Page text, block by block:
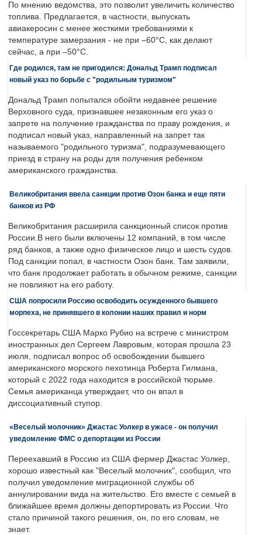
По мнению ведомства, это позволит увеличить количество
топлива. Предлагается, в частности, выпускать
авиакеросин с менее жесткими требованиями к
температуре замерзания - не при –60°C, как делают
сейчас, а при –50°C.
Где родился, там не пригодился: Дональд Трамп подписал
новый указ по борьбе с "родильным туризмом"
Дональд Трамп попытался обойти недавнее решение
Верховного суда, признавшее незаконным его указ о
запрете на получение гражданства по праву рождения, и
подписал новый указ, направленный на запрет так
называемого "родильного туризма", подразумевающего
приезд в страну на роды для получения ребенком
американского гражданства.
Великобритания ввела санкции против Озон банка и еще пяти
банков из РФ
Великобритания расширила санкционный список против
России.В него были включены 12 компаний, в том числе
ряд банков, а также одно физическое лицо и шесть судов.
Под санкции попал, в частности Озон банк. Там заявили,
что банк продолжает работать в обычном режиме, санкции
не повлияют на его работу.
США попросили Россию освободить осужденного бывшего
морпеха, не принявшего в колонии наших правил и норм
Госсекретарь США Марко Рубио на встрече с министром
иностранных дел Сергеем Лавровым, которая прошла 23
июля, подписал вопрос об освобождении бывшего
американского морского пехотинца Роберта Гилмана,
который с 2022 года находится в российской тюрьме.
Семья американца утверждает, что он впал в
диссоциативный ступор.
«Веселый молочник» Джастас Уолкер в ужасе - он получил
уведомление ФМС о депортации из России
Переехавший в Россию из США фермер Джастас Уолкер,
хорошо известный как "Веселый молочник", сообщил, что
получил уведомление миграционной службы об
аннулировании вида на жительство. Его вместе с семьей в
ближайшее время должны депортировать из России. Что
стало причиной такого решения, он, по его словам, не
знает.